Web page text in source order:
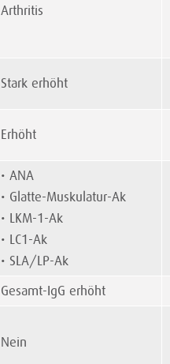
Arthritis
Stark erhöht
Erhöht
• ANA
• Glatte-Muskulatur-Ak
• LKM-1-Ak
• LC1-Ak
• SLA/LP-Ak
Gesamt-IgG erhöht
Nein